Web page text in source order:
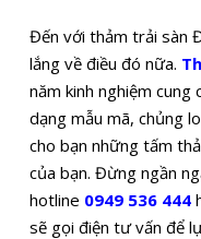
Đến với thảm trải sàn
lắng về điều đó nữa.
năm kinh nghiệm
dạng mẫu mã, chủng
cho bạn những tấm
của bạn. Đừng ngần
hotline 0949 536 444
sẽ gọi điện tư vấn để